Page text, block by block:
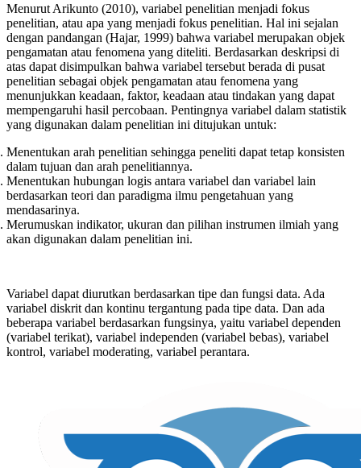
Menurut Arikunto (2010), variabel penelitian menjadi fokus
penelitian, atau apa yang menjadi fokus penelitian. Hal ini sejalan
dengan pandangan (Hajar, 1999) bahwa variabel merupakan objek
pengamatan atau fenomena yang diteliti. Berdasarkan deskripsi di
atas dapat disimpulkan bahwa variabel tersebut berada di pusat
penelitian sebagai objek pengamatan atau fenomena yang
menunjukkan keadaan, faktor, keadaan atau tindakan yang dapat
mempengaruhi hasil percobaan. Pentingnya variabel dalam statistik
yang digunakan dalam penelitian ini ditujukan untuk:
Menentukan arah penelitian sehingga peneliti dapat tetap konsisten
dalam tujuan dan arah penelitiannya.
Menentukan hubungan logis antara variabel dan variabel lain
berdasarkan teori dan paradigma ilmu pengetahuan yang
mendasarinya.
Merumuskan indikator, ukuran dan pilihan instrumen ilmiah yang
akan digunakan dalam penelitian ini.
Variabel dapat diurutkan berdasarkan tipe dan fungsi data. Ada
variabel diskrit dan kontinu tergantung pada tipe data. Dan ada
beberapa variabel berdasarkan fungsinya, yaitu variabel dependen
(variabel terikat), variabel independen (variabel bebas), variabel
kontrol, variabel moderating, variabel perantara.